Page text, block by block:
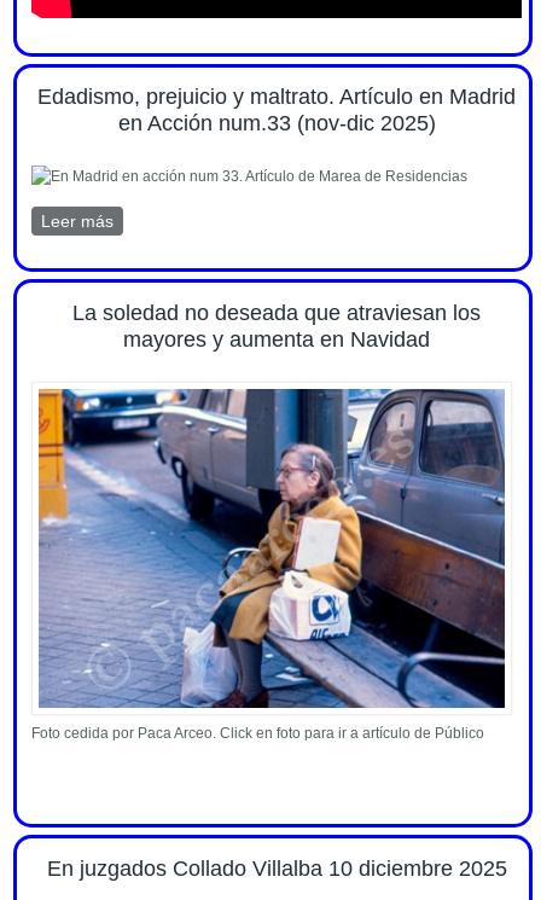
Edadismo, prejuicio y maltrato. Artículo en Madrid
en Acción num.33 (nov-dic 2025)
Leer mássobre Edadismo, prejuicio y maltrato. Artículo en Madrid
La soledad no deseada que atraviesan los
mayores y aumenta en Navidad
Foto cedida por Paca Arceo. Click en foto para ir a artículo de Público
En juzgados Collado Villalba 10 diciembre 2025